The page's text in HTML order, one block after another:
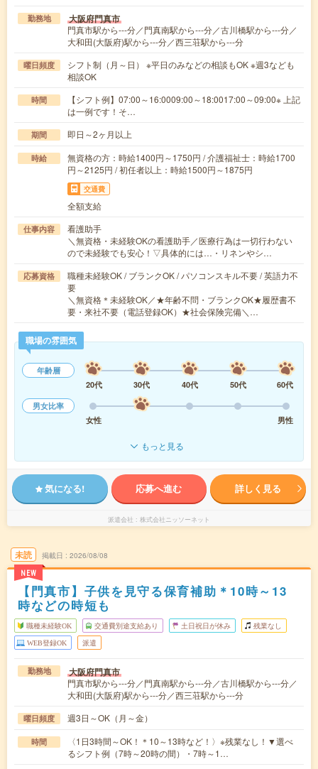
勤務地 大阪府門真市
門真市駅から---分／門真南駅から---分／古川橋駅から---分／
大和田(大阪府)駅から---分／西三荘駅から---分
曜日頻度
シフト制（月～日） ※平日のみなどの相談もOK ※週3なども
相談OK
時間
【シフト例】07:00～16:0009:00～18:0017:00～09:00※ 上記
は一例です！そ…
期間 即日～2ヶ月以上
時給
無資格の方：時給1400円～1750円 / 介護福祉士：時給1700
円～2125円 / 初任者以上：時給1500円～1875円
交通費
全額支給
仕事内容
看護助手
＼無資格・未経験OKの看護助手／医療行為は一切行わない
ので未経験でも安心！▽具体的には…・リネンやシ…
応募資格
職種未経験OK / ブランクOK / パソコンスキル不要 / 英語力不
要
＼無資格＊未経験OK／★年齢不問・ブランクOK★履歴書不
要・来社不要（電話登録OK）★社会保険完備＼…
職場の雰囲気
年齢層
20代
30代 40代 50代
60代
男女比率
女性
男性
もっと見る
気になる! 応募へ進む 詳しく見る
派遣会社 株式会社ニッソーネット
未読
NEW
掲載日 2026/08/08
【門真市】子供を見守る保育補助＊10時～13
時などの時短も
職種未経験OK 交通費別途支給あり 土日祝日が休み 残業なし
WEB登録OK 派遣
勤務地 大阪府門真市
門真市駅から---分／門真南駅から---分／古川橋駅から---分／
大和田(大阪府)駅から---分／西三荘駅から---分
曜日頻度 週3日～OK（月～金）
時間
〈1日3時間～OK！＊10～13時など！〉※残業なし！▼選べ
るシフト例（7時～20時の間）・7時～1…